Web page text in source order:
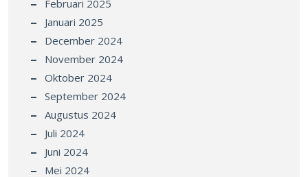
Februari 2025
Januari 2025
December 2024
November 2024
Oktober 2024
September 2024
Augustus 2024
Juli 2024
Juni 2024
Mei 2024